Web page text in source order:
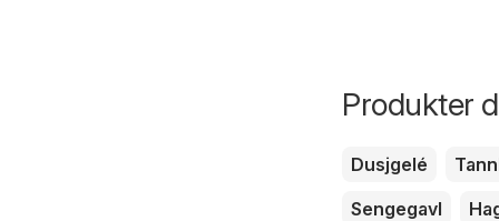
Produkter
Dusjgelé
Sengegavl